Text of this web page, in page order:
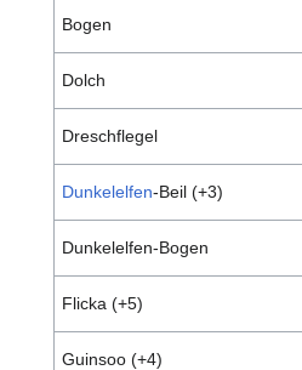
Bogen
Dolch
Dreschflegel
Dunkelelfen-Beil (+3)
Dunkelelfen-Bogen
Flicka (+5)
Guinsoo (+4)